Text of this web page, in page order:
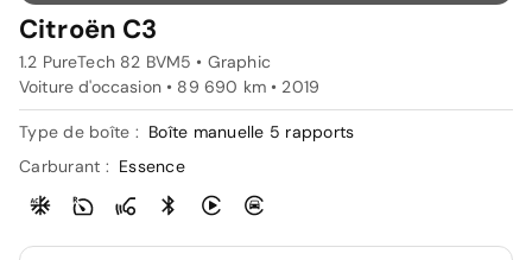
Citroën C3
1.2 PureTech 82 BVM5 • Graphic
Voiture d'occasion • 89 690 km • 2019
Type de boîte : Boîte manuelle 5 rapports
Carburant : Essence